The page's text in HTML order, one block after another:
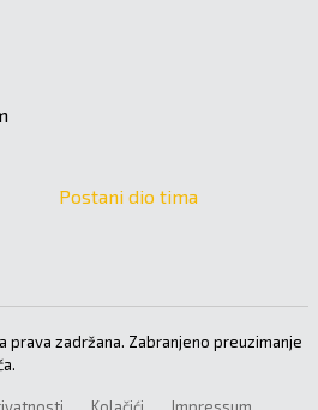
Postani dio tima
prava zadržana. Zabranjeno preuzimanje
Kolačići Impressum